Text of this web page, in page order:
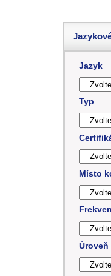
Jazyk
Typ
Místo
Úroveň